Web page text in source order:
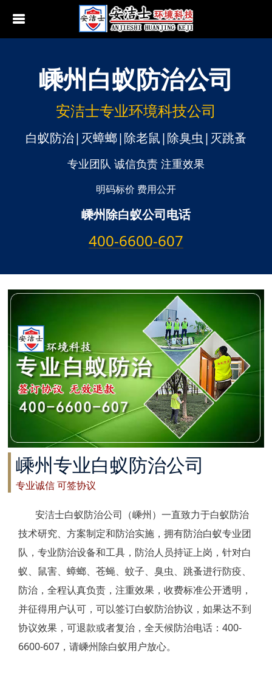
南京白蚁防治
江阴白蚁防治
太仓白蚁防治
常州白蚁防治
溧阳白蚁防治
南通白蚁防治
如东白蚁防治
如皋白蚁防治
海安白蚁防治
泰州白蚁防治
兴化白蚁防治
靖江白蚁防治
泰兴白蚁防治
扬州白蚁防治
宝应白蚁防治
嵊州白蚁防治公司
安洁士专业环境科技公司
白蚁防治|灭蟑螂|除老鼠|除臭虫|灭跳蚤
专业团队 诚信负责 注重效果
明码标价 费用公开
嵊州除白蚁公司电话
400-6600-607
嵊州专业白蚁防治公司
专业诚信 可签协议
安洁士白蚁防治公司（嵊州）一直致力于白蚁防治
技术研究、方案制定和防治实施，拥有防治白蚁专业团
队，专业防治设备和工具，防治人员持证上岗，针对白
蚁、鼠害、蟑螂、苍蝇、蚊子、臭虫、跳蚤进行防疫、
防治，全程认真负责，注重效果，收费标准公开透明，
并征得用户认可，可以签订白蚁防治协议，如果达不到
协议效果，可退款或者复治，全天候防治电话：400-
6600-607，请嵊州除白蚁用户放心。